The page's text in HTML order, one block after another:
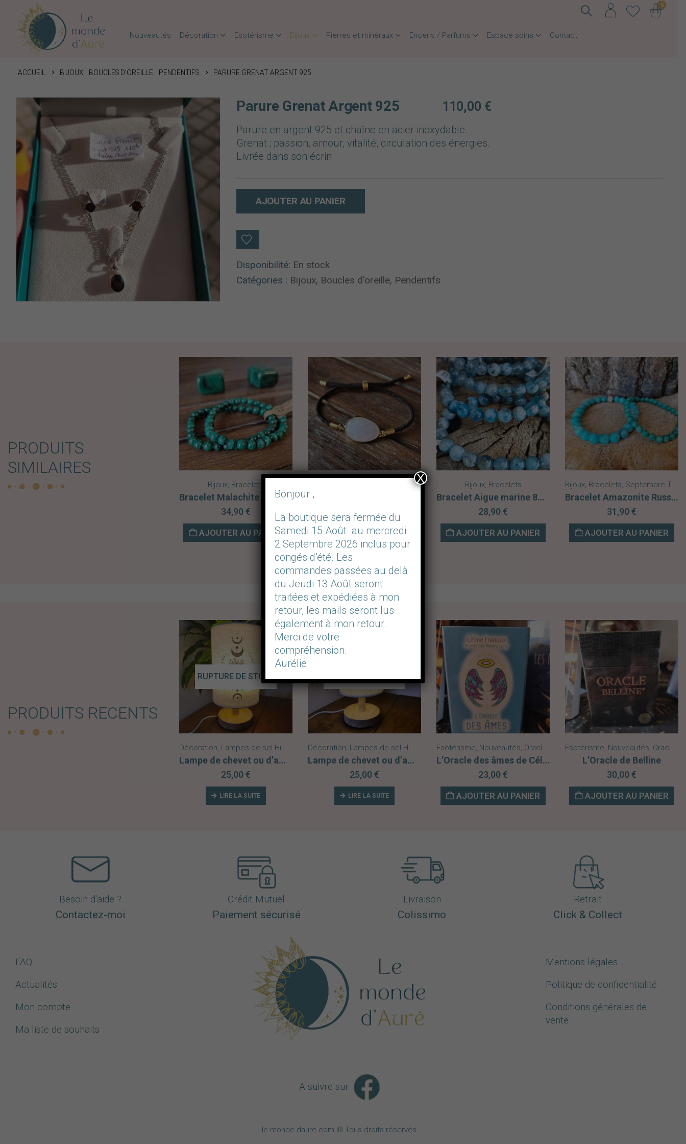
0
Nouveautés Décoration Esotérisme Bijoux Pierres et minéraux Encens / Parfums Espace soins Contact
ACCUEIL BIJOUX BOUCLES D'OREILLE PENDENTIFS PARURE GRENAT ARGENT 925
Parure Grenat Argent 925 110,00 €
Parure en argent 925 et chaîne en acier inoxydable.
Grenat ; passion, amour, vitalité, circulation des énergies.
Livrée dans son écrin
AJOUTER AU PANIER
Disponibilité: En stock
Catégories : Bijoux, Boucles d'oreille, Pendentifs
PRODUITS
SIMILAIRES
Bijoux, Bracelets
Bracelet Malachite AA 6mm
34,90 €
AJOUTER AU PANIER
16,90
€
AJOUTER AU PANIER
Bijoux, Bracelets
Bracelet Aigue marine 8mm
28,90 €
AJOUTER AU PANIER
Bijoux, Bracelets, Septembre Turquoise
Bracelet Amazonite Russie AA
31,90 €
AJOUTER AU PANIER
PRODUITS RECENTS
RUPTURE DE STOCK
Décoration Lampes de sel Himalaya ,Nouveautés
Lampe de chevet ou d’ambiance Soleil Lune
25,00 €
LIRE LA SUITE
Décoration Lampes de sel Himalaya ,Nouveautés
Lampe de chevet ou d’ambiance Lune Œil Protecteur
25,00 €
LIRE LA SUITE
Esotérisme Nouveautés Oracles
L’Oracle des âmes de Céline Franoux
23,00 €
AJOUTER AU PANIER
Esotérisme Nouveautés Oracles
L’Oracle de Belline
30,00 €
AJOUTER AU PANIER
Besoin d'aide ?
Contactez-moi
Crédit Mutuel
Paiement sécurisé
Livraison
Colissimo
Retrait
Click & Collect
FAQ
Actualités
Mon compte
Ma liste de souhaits
Mentions légales
Politique de confidentialité
Conditions générales de
vente
A suivre sur
le-monde-daure.com © Tous droits réservés
Bonjour ,
La boutique sera fermée du
Samedi 15 Août au mercredi
2 Septembre 2026 inclus pour
congés d’été. Les
commandes passées au delà
du Jeudi 13 Août seront
traitées et expédiées à mon
retour, les mails seront lus
également à mon retour.
Merci de votre
compréhension.
Aurélie
X